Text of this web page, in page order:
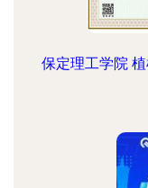
保定理工学院